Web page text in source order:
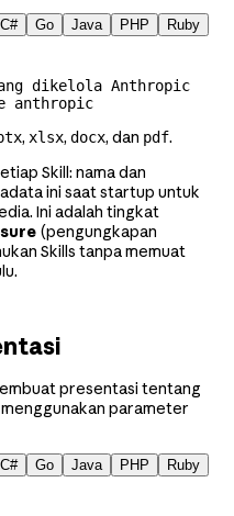
C# Go Java PHP Ruby
dikelola Anthropic
anthropic
, xlsx, docx, dan pdf.
Skill: nama dan
ini saat startup untuk
Ini adalah tingkat
(pengungkapan
Skills tanpa memuat
presentasi tentang
parameter
C# Go Java PHP Ruby